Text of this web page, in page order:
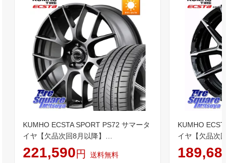
KUMHO ECSTA SPORT PS72 サマータ
イヤ【欠品次回8月以降】
225/55R19MANARAY MID Lefinada
MOTION3 平座仕様 トヨタ・レクサス
221,590円 送料無料
KUMHO
イヤ【欠品次
225/
座仕様(レクサ